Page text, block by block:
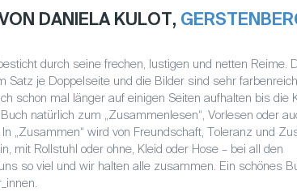
DANIELA KULOT,
durch seine frechen, lustigen und netten Reime.
Satz je Doppelseite und die Bilder sind sehr
schon mal länger auf einigen Seiten aufhalten bis die
natürlich zum „Zusammenlesen“, Vorlesen oder
„Zusammen“ wird von Freundschaft, Toleranz und
mit Rollstuhl oder ohne, Kleid oder Hose – bei all den
so viel und wir halten alle zusammen. Ein schönes